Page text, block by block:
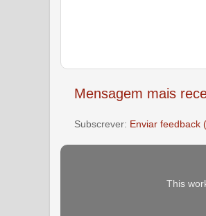
Mensagem mais
Subscrever: Enviar feedback
This